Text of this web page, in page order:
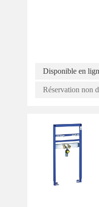
Disponible en
Réservation non